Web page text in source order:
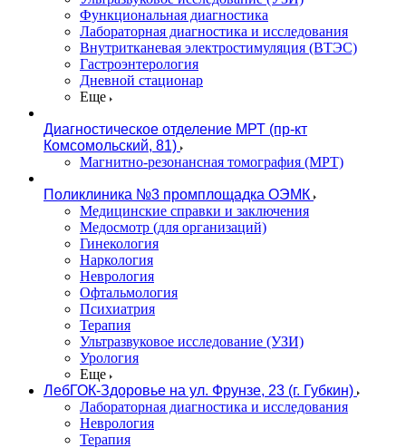
Функциональная диагностика
Лабораторная диагностика и исследования
Внутритканевая электростимуляция (ВТЭС)
Гастроэнтерология
Дневной стационар
Еще
Диагностическое отделение МРТ (пр-кт
Комсомольский, 81)
Магнитно-резонансная томография (МРТ)
Поликлиника №3 промплощадка ОЭМК
Медицинские справки и заключения
Медосмотр (для организаций)
Гинекология
Наркология
Неврология
Офтальмология
Психиатрия
Терапия
Ультразвуковое исследование (УЗИ)
Урология
Еще
ЛебГОК-Здоровье на ул. Фрунзе, 23 (г. Губкин)
Лабораторная диагностика и исследования
Неврология
Терапия